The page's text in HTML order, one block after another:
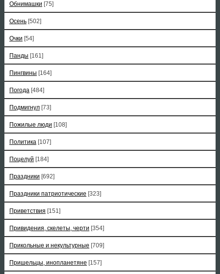
Обнимашки [75]
Осень [502]
Очки [54]
Панды [161]
Пингвины [164]
Погода [484]
Подмигнул [73]
Пожилые люди [108]
Политика [107]
Поцелуй [184]
Праздники [692]
Праздники патриотические [323]
Приветствия [151]
Привидения, скелеты, черти [354]
Прикольные и некультурные [709]
Пришельцы, инопланетяне [157]